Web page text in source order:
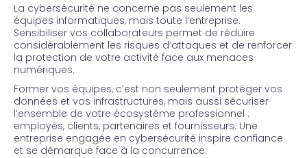
La cybersécurité ne concerne pas seulement les
équipes informatiques, mais toute l’entreprise.
Sensibiliser vos collaborateurs permet de réduire
considérablement les risques d’attaques et de renforcer
la protection de votre activité face aux menaces
numériques.
Former vos équipes, c’est non seulement protéger vos
données et vos infrastructures, mais aussi sécuriser
l’ensemble de votre écosystème professionnel :
employés, clients, partenaires et fournisseurs. Une
entreprise engagée en cybersécurité inspire confiance
et se démarque face à la concurrence.